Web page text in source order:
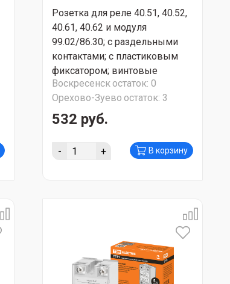
Розетка для реле 40.51, 40.52,
40.61, 40.62 и модуля
99.02/86.30; с раздельными
контактами; с пластиковым
фиксатором; винтовые
зажимы; синяя; 10А "FINDER"
95059SPA
Воскресенскостаток: 0
Орехово-Зуево остаток: 3
532 руб.
- + В корзину